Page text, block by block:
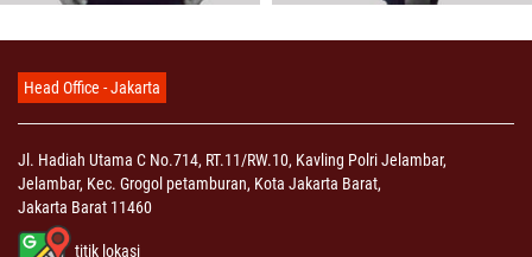
Head Office - Jakarta
Jl. Hadiah Utama C No.714, RT.11/RW.10, Kavling Polri Jelambar,
Jelambar, Kec. Grogol petamburan, Kota Jakarta Barat,
Jakarta Barat 11460
titik lokasi